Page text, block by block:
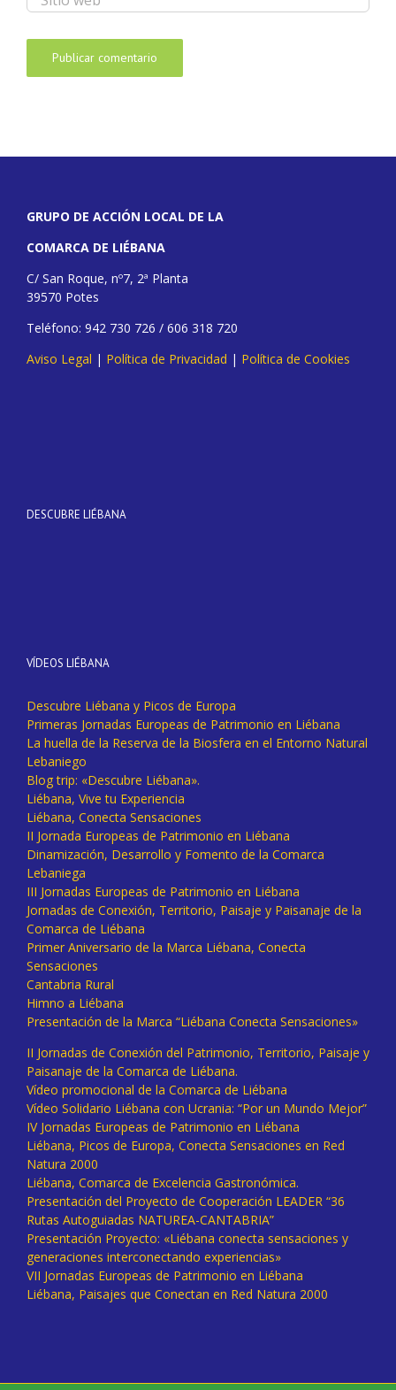
GRUPO DE ACCIÓN LOCAL DE LA
COMARCA DE LIÉBANA
C/ San Roque, nº7, 2ª Planta
39570 Potes
Teléfono: 942 730 726 / 606 318 720
Aviso Legal | Política de Privacidad | Política de Cookies
DESCUBRE LIÉBANA
VÍDEOS LIÉBANA
Descubre Liébana y Picos de Europa
Primeras Jornadas Europeas de Patrimonio en Liébana
La huella de la Reserva de la Biosfera en el Entorno Natural
Lebaniego
Blog trip: «Descubre Liébana».
Liébana, Vive tu Experiencia
Liébana, Conecta Sensaciones
II Jornada Europeas de Patrimonio en Liébana
Dinamización, Desarrollo y Fomento de la Comarca
Lebaniega
III Jornadas Europeas de Patrimonio en Liébana
Jornadas de Conexión, Territorio, Paisaje y Paisanaje de la
Comarca de Liébana
Primer Aniversario de la Marca Liébana, Conecta
Sensaciones
Cantabria Rural
Himno a Liébana
Presentación de la Marca “Liébana Conecta Sensaciones»
II Jornadas de Conexión del Patrimonio, Territorio, Paisaje y
Paisanaje de la Comarca de Liébana.
Vídeo promocional de la Comarca de Liébana
Vídeo Solidario Liébana con Ucrania: “Por un Mundo Mejor”
IV Jornadas Europeas de Patrimonio en Liébana
Liébana, Picos de Europa, Conecta Sensaciones en Red
Natura 2000
Liébana, Comarca de Excelencia Gastronómica.
Presentación del Proyecto de Cooperación LEADER “36
Rutas Autoguiadas NATUREA-CANTABRIA”
Presentación Proyecto: «Liébana conecta sensaciones y
generaciones interconectando experiencias»
VII Jornadas Europeas de Patrimonio en Liébana
Liébana, Paisajes que Conectan en Red Natura 2000